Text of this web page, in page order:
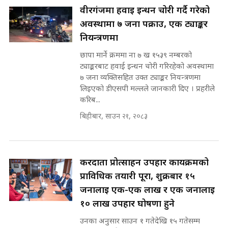
राष्ट्रिय सवालमा ९ दल एकजुट ||
Prachanda, Rabi, Gagan Stand
on the Same Page ||
SIDHAKURA ||
सहकारी पीडितसँग मन्त्री प्रतिभा रावलले
भनिन्–साथ दिनुहोस्, दबाब होइन ||
Sidhakura || Pratibha Rawal
SIDHAKURA ||
कहिले बन्ला चक्रपथ ? विस्तार कार्यमा
किन भइरहेछ ढिलाइ ?The Ring Road
Expansion Dilemma |
पोप्पोको पासोः कमाउने लोभमा घरबार नै
उठिबास | The Dark Side of
'Poppo Live'-SIDHAKURA
INVESTIGATION
SIDHAKURA ||
घुसको डिल गर्ने मन्त्रीकाे राजिनामा,
भूमिसुधार मन्त्रीलाई जोगाइदै ! ||
SIDHAKURA ||
७८ लाख घुस खाने मन्त्री ! जोगाउने
वीरगंजमा हवाई इन्धन चोरी गर्दै गरेको
अवस्थामा ७ जना पक्राउ, एक ट्याङ्कर
नियन्त्रणमा
छापा मार्ने क्रममा ना ७ ख १५३९ नम्बरको
ट्याङ्करबाट हवाई इन्धन चोरी गरिरहेको अवस्थामा
७ जना व्यक्तिसहित उक्त ट्याङ्कर नियन्त्रणमा
लिइएको डीएसपी मल्लले जानकारी दिए । प्रहरीले
करिब...
बिहीबार, साउन २१, २०८३
करदाता प्रोत्साहन उपहार कार्यक्रमको
प्राविधिक तयारी पूरा, शुक्रबार १५
जनालाई एक-एक लाख र एक जनालाई
१० लाख उपहार घोषणा हुने
उनका अनुसार साउन १ गतेदेखि १५ गतेसम्म